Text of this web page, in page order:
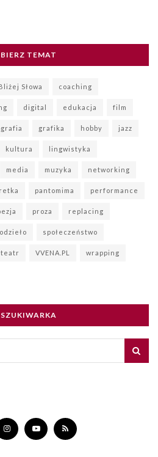
TEMAT
Słowa coaching
digital edukacja film
grafika hobby jazz
kultura lingwistyka
media muzyka networking
pantomima performance
proza replacing
społeczeństwo
teatr VVENA.PL wrapping